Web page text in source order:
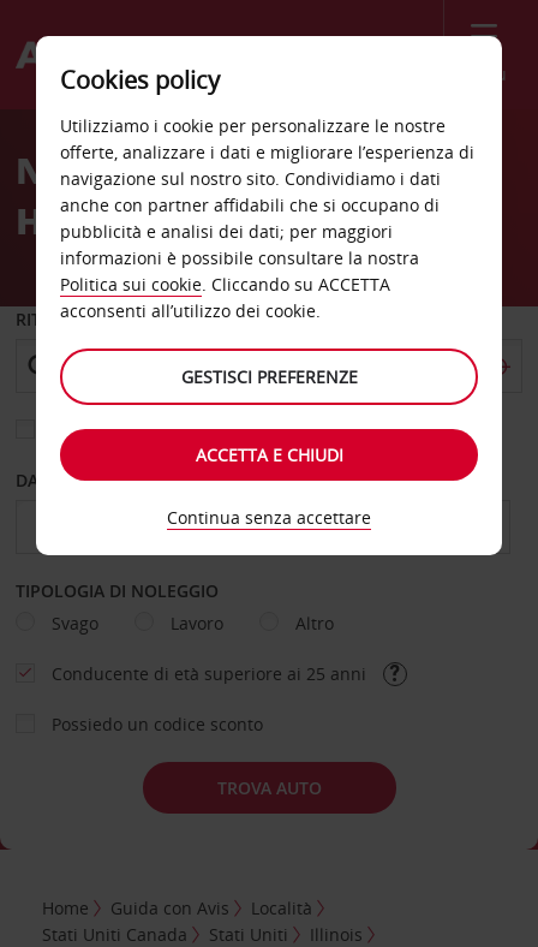
Menù
Welcome
AvisNoleggio auto Fairview
Heights
RITIRO DA
Scegli una località di riconsegna diversa
DAL GIORNO AL GIORNO
TIPOLOGIA DI NOLEGGIO
Svago
Lavoro Altro
Conducente di età superiore ai 25 anni
Possiedo un codice sconto
TROVA AUTO
Home Guida con Avis
Località
Stati Uniti Canada
Stati Uniti
Illinois
Cookies policy
Utilizziamo i cookie per personalizzare le nostre
offerte, analizzare i dati e migliorare l’esperienza di
navigazione sul nostro sito. Condividiamo i dati
anche con partner affidabili che si occupano di
pubblicità e analisi dei dati; per maggiori
informazioni è possibile consultare la nostra
Politica sui cookie. Cliccando su ACCETTA
acconsenti all’utilizzo dei cookie.
GESTISCI PREFERENZE
ACCETTA E CHIUDI
Continua senza accettare